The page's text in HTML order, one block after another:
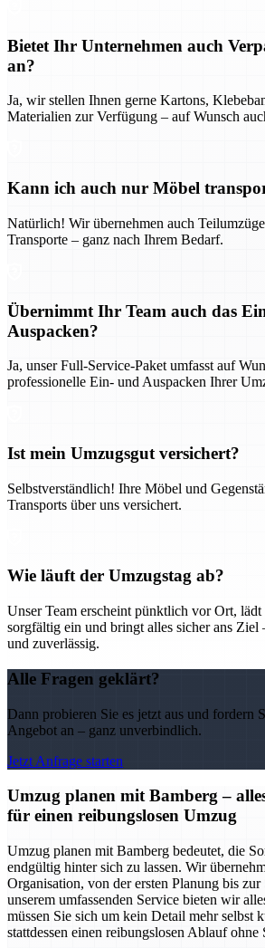
Bietet Ihr Unternehmen auch
an?
Ja, wir stellen Ihnen gerne Kartons,
Materialien zur Verfügung – auf Wunsch
Kann ich auch nur Möbel
Natürlich! Wir übernehmen auch
Transporte – ganz nach Ihrem Bedarf.
Übernimmt Ihr Team auch das
Auspacken?
Ja, unser Full-Service-Paket umfasst auf
professionelle Ein- und Auspacken Ihrer
Ist mein Umzugsgut versichert?
Selbstverständlich! Ihre Möbel und
Transports über uns versichert.
Wie läuft der Umzugstag ab?
Unser Team erscheint pünktlich vor Ort, lädt
sorgfältig ein und bringt alles sicher ans Ziel
und zuverlässig.
Alle Fragen geklärt?
Dann probieren Sie es jetzt aus und fordern
Angebot an – ganz unverbindlich.
Jetzt Anfrage starten
Umzug planen mit Bamberg –
für einen reibungslosen Umzug
Umzug planen mit Bamberg bedeutet, die
endgültig hinter sich zu lassen. Wir
Organisation, von der ersten Planung bis
unserem umfassenden Service bieten wir
müssen Sie sich um kein Detail mehr selbst
stattdessen einen reibungslosen Ablauf ohne